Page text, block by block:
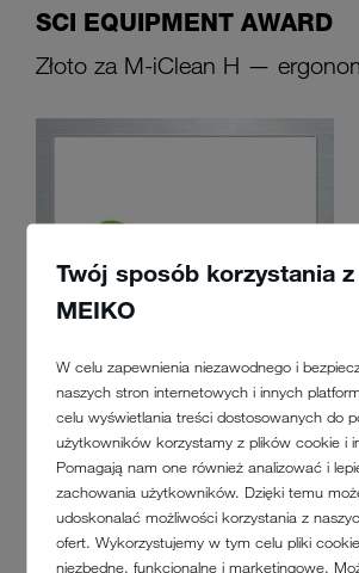
Twój sposób korzystania
MEIKO
W celu zapewnienia niezawodnego i
naszych stron internetowych i innych
celu wyświetlania treści dostosowanych do
użytkowników korzystamy z plików cookie i
Pomagają nam one również analizować i
zachowania użytkowników. Dzięki temu
udoskonalać możliwości korzystania z
ofert. Wykorzystujemy w tym celu pliki
niezbędne, funkcjonalne i marketingowe.
SCI EQUIPMENT AWARD
Złoto za M-iClean H —
Stowarzyszenie FCSI i UBM SES — największy
organizator imprez B2B — wręczają nagrodę
na FHA w Singapurze. Decyzja jury złożonego